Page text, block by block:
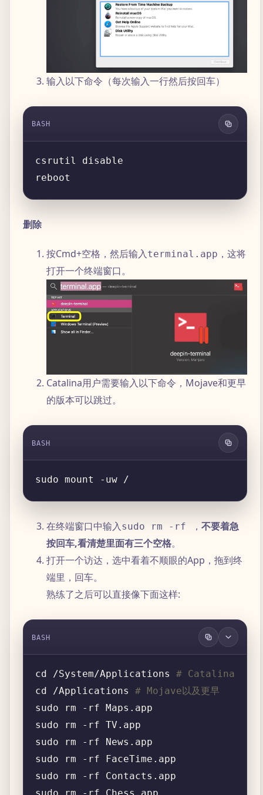
输入以下命令（每次输入一行然后按回车）
BASH
删除
按Cmd+空格，然后输入terminal.app ，这将
打开一个终端窗口。
Catalina用户需要输入以下命令，Mojave和更早
的版本可以跳过。
BASH
在终端窗口中输入sudo rm -rf ， 不要着急
按回车,看清楚里面有三个空格。
打开一个访达，选中看着不顺眼的App，拖到终
端里，回车。
熟练了之后可以直接像下面这样:
BASH
cd /System/Applications # Catalina
cd /Applications # Mojave以及更早